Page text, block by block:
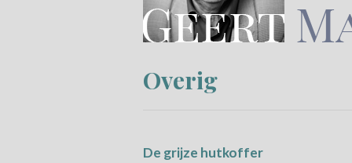
Overig
De grijze hutkoffer